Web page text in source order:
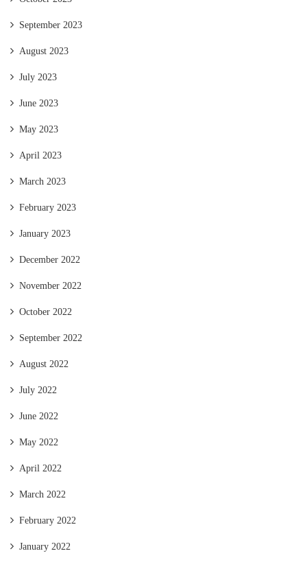
September 2023
August 2023
July 2023
June 2023
May 2023
April 2023
March 2023
February 2023
January 2023
December 2022
November 2022
October 2022
September 2022
August 2022
July 2022
June 2022
May 2022
April 2022
March 2022
February 2022
January 2022